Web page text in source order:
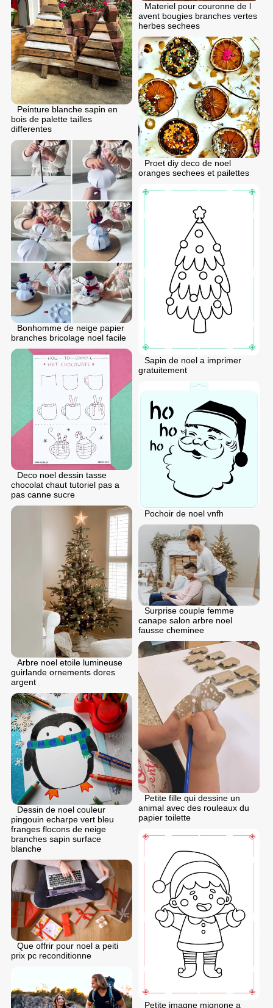
Materiel pour couronne de l
avent bougies branches vertes
herbes sechees
Peinture blanche sapin en
bois de palette tailles
differentes
Proet diy deco de noel
oranges sechees et pailettes
Bonhomme de neige papier
branches bricolage noel facile
Sapin de noel a imprimer
gratuitement
Deco noel dessin tasse
chocolat chaut tutoriel pas a
pas canne sucre
Pochoir de noel vnfh
Arbre noel etoile lumineuse
guirlande ornements dores
argent
Surprise couple femme
canape salon arbre noel
fausse cheminee
Petite fille qui dessine un
animal avec des rouleaux du
papier toilette
Dessin de noel couleur
pingouin echarpe vert bleu
franges flocons de neige
branches sapin surface
blanche
Petite imagne mignone a
Que offrir pour noel a peiti
prix pc reconditionne